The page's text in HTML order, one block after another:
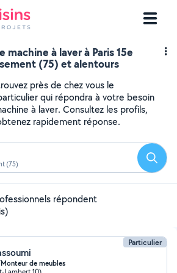
machine à laver à Paris 15e
(75) et alentours
près de chez vous le
qui répondra à votre besoin
à laver. Consultez les profils,
rapidement réponse.
(75)
répondent
Particulier
de meubles